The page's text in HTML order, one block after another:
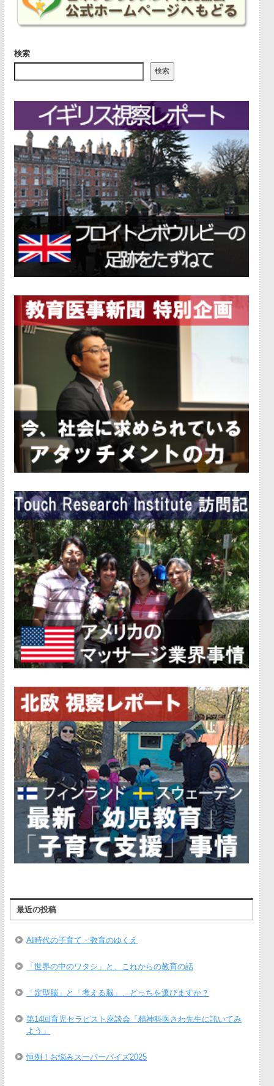
検索
検索
最近の投稿
AI時代の子育て・教育のゆくえ
「世界の中のワタシ」と、これからの教育の話
「定型脳」と「考える脳」、どっちを選びますか？
第14回育児セラピスト座談会「精神科医さわ先生に訊いてみ
よう」
恒例！お悩みスーパーバイズ2025